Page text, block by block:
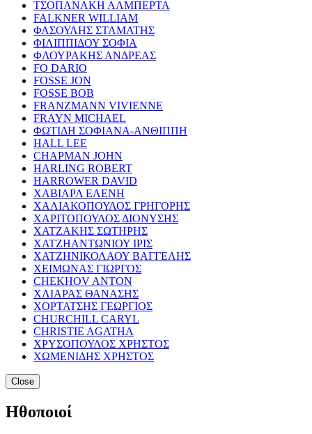
ΤΣΟΠΑΝΑΚΗ ΑΛΜΠΕΡΤΑ
FALKNER WILLIAM
ΦΑΣΟΥΛΗΣ ΣΤΑΜΑΤΗΣ
ΦΙΛΙΠΠΙΔΟΥ ΣΟΦΙΑ
ΦΛΟΥΡΑΚΗΣ ΑΝΔΡΕΑΣ
FO DARIO
FOSSE JON
FOSSE BOB
FRANZMANN VIVIENNE
FRAYN MICHAEL
ΦΩΤΙΔΗ ΣΟΦΙΑΝΑ-ΑΝΘΙΠΠΗ
HALL LEE
CHAPMAN JOHN
HARLING ROBERT
HARROWER DAVID
ΧΑΒΙΑΡΑ ΕΛΕΝΗ
ΧΑΛΙΑΚΟΠΟΥΛΟΣ ΓΡΗΓΟΡΗΣ
ΧΑΡΙΤΟΠΟΥΛΟΣ ΔΙΟΝΥΣΗΣ
ΧΑΤΖΑΚΗΣ ΣΩΤΗΡΗΣ
ΧΑΤΖΗΑΝΤΩΝΙΟΥ ΙΡΙΣ
ΧΑΤΖΗΝΙΚΟΛΑΟΥ ΒΑΓΓΕΛΗΣ
ΧΕΙΜΩΝΑΣ ΓΙΩΡΓΟΣ
CHEKHOV ANTON
ΧΛΙΑΡΑΣ ΘΑΝΑΣΗΣ
ΧΟΡΤΑΤΣΗΣ ΓΕΩΡΓΙΟΣ
CHURCHILL CARYL
CHRISTIE AGATHA
ΧΡΥΣΟΠΟΥΛΟΣ ΧΡΗΣΤΟΣ
ΧΩΜΕΝΙΔΗΣ ΧΡΗΣΤΟΣ
Close
Ηθοποιοί